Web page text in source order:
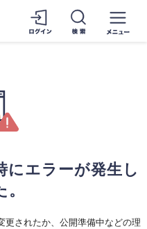
にエラーが発生し
更されたか、公開準備中などの理